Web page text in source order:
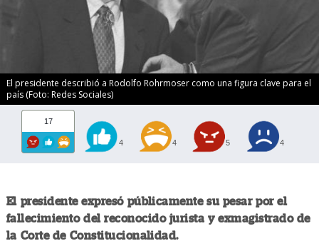
El presidente describió a Rodolfo Rohrmoser como una figura clave para el
país (Foto: Redes Sociales)
17
4 4 5 4
El presidente expresó públicamente su pesar por el
fallecimiento del reconocido jurista y exmagistrado de
la Corte de Constitucionalidad.